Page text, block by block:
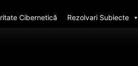
Cibernetică Rezolvari Subiecte